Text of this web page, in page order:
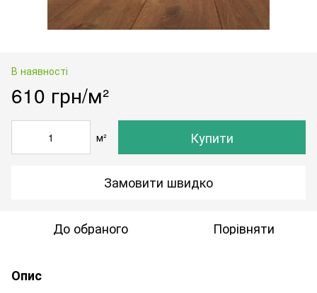
В наявності
610 грн/м²
м² Купити
Замовити швидко
До обраного Порівняти
Опис